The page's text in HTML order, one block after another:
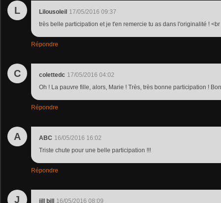
L Lilousoleil 17/05/2016 09:37
très belle participation et je t'en remercie tu as dans l'originalité !
Répondre
C colettedc 17/05/2016 04:02
Oh ! La pauvre fille, alors, Marie ! Très, très bonne participation !
Répondre
A ABC 16/05/2016 16:02
Triste chute pour une belle participation !!!
Répondre
J jill bill 16/05/2016 08:09